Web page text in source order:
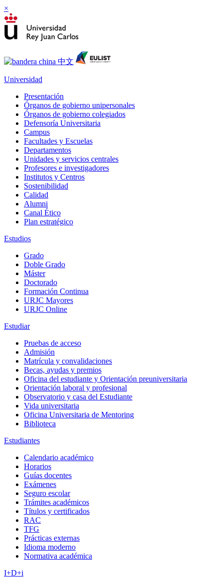
×
Universidad
Presentación
Órganos de gobierno unipersonales
Órganos de gobierno colegiados
Defensoría Universitaria
Campus
Facultades y Escuelas
Departamentos
Unidades y servicios centrales
Profesores e investigadores
Institutos y Centros
Sostenibilidad
Calidad
Alumni
Canal Ético
Plan estratégico
Estudios
Grado
Doble Grado
Máster
Doctorado
Formación Continua
URJC Mayores
URJC Online
Estudiar
Pruebas de acceso
Admisión
Matrícula y convalidaciones
Becas, ayudas y premios
Oficina del estudiante y Orientación preuniversitaria
Orientación laboral y profesional
Observatorio y casa del Estudiante
Vida universitaria
Oficina Universitaria de Mentoring
Biblioteca
Estudiantes
Calendario académico
Horarios
Guías docentes
Exámenes
Seguro escolar
Trámites académicos
Títulos y certificados
RAC
TFG
Prácticas externas
Idioma moderno
Normativa académica
I+D+i